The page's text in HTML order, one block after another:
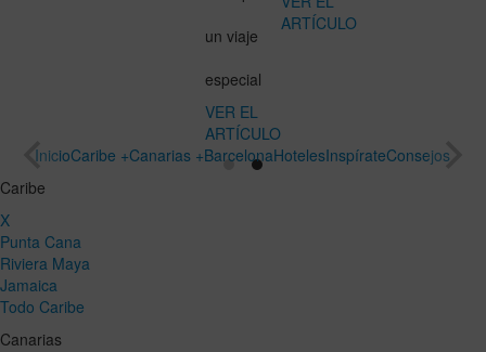
ARTÍCULO
un viaje
especial
VER EL
ARTÍCULO
InicioCaribe +Canarias +BarcelonaHotelesInspírateConsejos
Caribe
X
Punta Cana
Riviera Maya
Jamaica
Todo Caribe
Canarias